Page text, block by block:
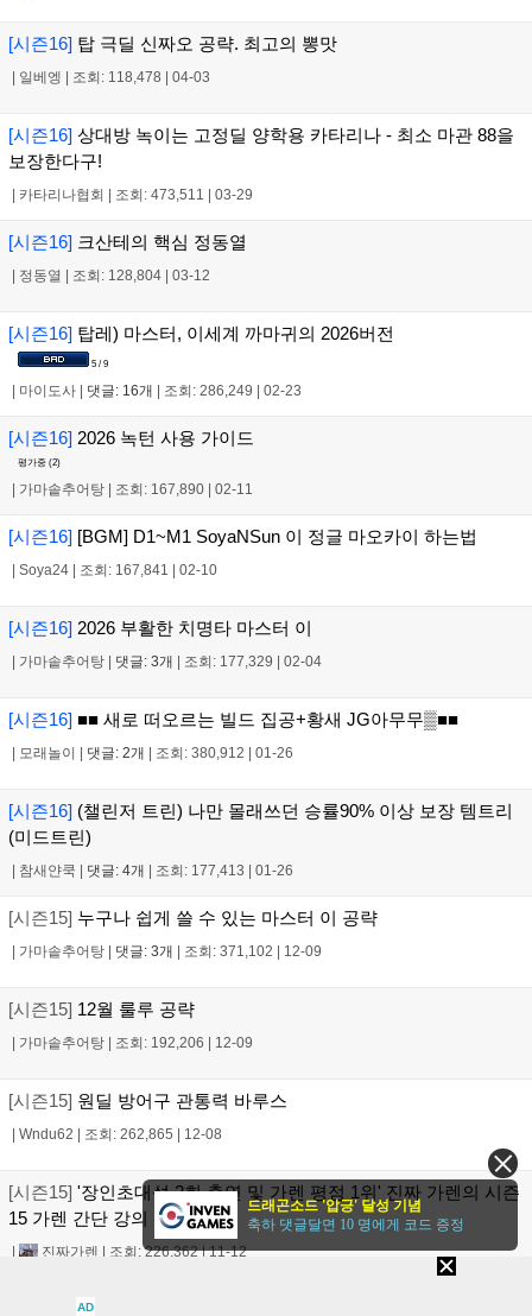
[시즌16] 탑 극딜 신짜오 공략. 최고의 뽕맛
일베엥 조회: 118,478 04-03
[시즌16] 상대방 녹이는 고정딜 양학용 카타리나 - 최소 마관 88을
보장한다구!
카타리나협회 조회: 473,511 03-29
[시즌16] 크산테의 핵심 정동열
정동열 조회: 128,804 03-12
[시즌16] 탑레) 마스터, 이세계 까마귀의 2026버전
5 / 9
| 마이도사 | 댓글: 16개 | 조회: 286,249 | 02-23
[시즌16] 2026 녹턴 사용 가이드
평가중 (2)
가마솥추어탕 조회: 167,890 02-11
[시즌16] [BGM] D1~M1 SoyaNSun 이 정글 마오카이 하는법
Soya24 조회: 167,841 02-10
[시즌16] 2026 부활한 치명타 마스터 이
가마솥추어탕 댓글: 3개 조회: 177,329 02-04
[시즌16] ■■ 새로 떠오르는 빌드 집공+황새 JG아무무▒■■
모래놀이 댓글: 2개 조회: 380,912 01-26
[시즌16] (챌린저 트린) 나만 몰래쓰던 승률90% 이상 보장 템트리
(미드트린)
참새얀쿡 댓글: 4개 조회: 177,413 01-26
[시즌15] 누구나 쉽게 쓸 수 있는 마스터 이 공략
가마솥추어탕 댓글: 3개 조회: 371,102 12-09
[시즌15] 12월 룰루 공략
가마솥추어탕 조회: 192,206 12-09
[시즌15] 원딜 방어구 관통력 바루스
Wndu62 조회: 262,865 12-08
[시즌15] '장인초대석 2회 출연 및 가렌 평점 1위' 진짜 가렌의 시즌
15 가렌 간단 강의
진짜가렌 조회: 226,362|11-12
(M) 녹턴 공략이 아직도 필요하신가요?
AD
드래곤소드 '압긍' 달성 기념
축하 댓글달면 10 명에게 코드 증정